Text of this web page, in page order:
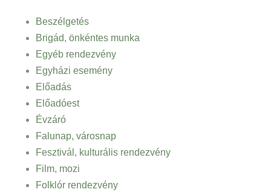
Beszélgetés
Brigád, önkéntes munka
Egyéb rendezvény
Egyházi esemény
Előadás
Előadóest
Évzáró
Falunap, városnap
Fesztivál, kulturális rendezvény
Film, mozi
Folklór rendezvény